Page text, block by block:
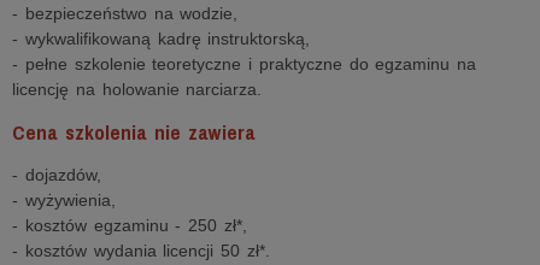
- bezpieczeństwo na wodzie,
- wykwalifikowaną kadrę instruktorską,
- pełne szkolenie teoretyczne i praktyczne do egzaminu na
licencję na holowanie narciarza.
Cena szkolenia nie zawiera
- dojazdów,
- wyżywienia,
- kosztów egzaminu - 250 zł*,
- kosztów wydania licencji 50 zł*.